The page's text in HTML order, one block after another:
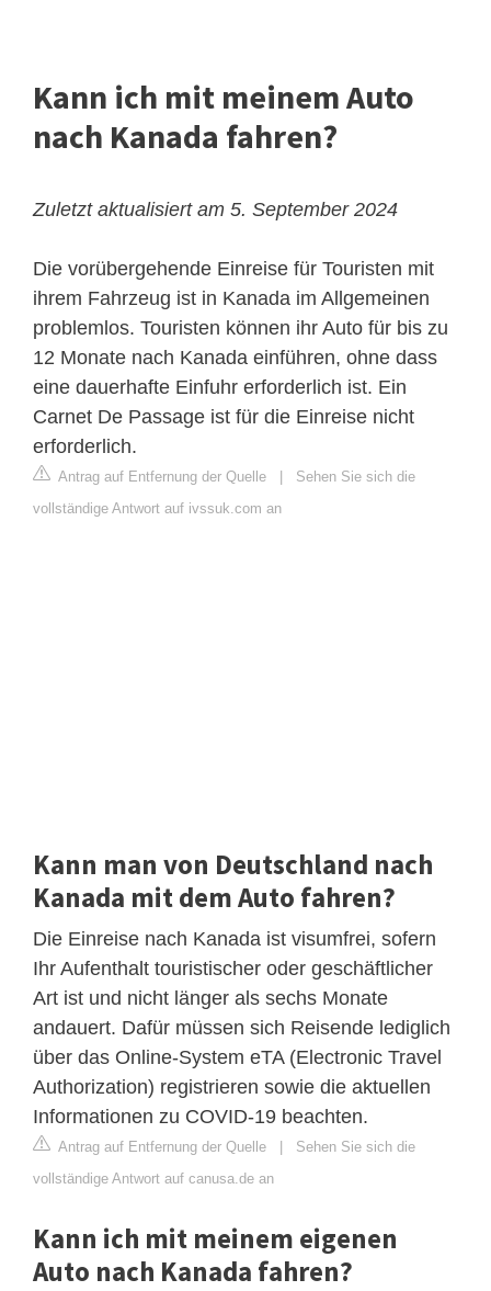
Kann ich mit meinem Auto
nach Kanada fahren?
Zuletzt aktualisiert am 5. September 2024
Die vorübergehende Einreise für Touristen mit
ihrem Fahrzeug ist in Kanada im Allgemeinen
problemlos. Touristen können ihr Auto für bis zu
12 Monate nach Kanada einführen, ohne dass
eine dauerhafte Einfuhr erforderlich ist. Ein
Carnet De Passage ist für die Einreise nicht
erforderlich.
Antrag auf Entfernung der Quelle
Sehen Sie sich die
vollständige Antwort auf ivssuk.com an
Kann man von Deutschland nach
Kanada mit dem Auto fahren?
Die Einreise nach Kanada ist visumfrei, sofern
Ihr Aufenthalt touristischer oder geschäftlicher
Art ist und nicht länger als sechs Monate
andauert. Dafür müssen sich Reisende lediglich
über das Online-System eTA (Electronic Travel
Authorization) registrieren sowie die aktuellen
Informationen zu COVID-19 beachten.
Antrag auf Entfernung der Quelle
Sehen Sie sich die
vollständige Antwort auf canusa.de an
Kann ich mit meinem eigenen
Auto nach Kanada fahren?